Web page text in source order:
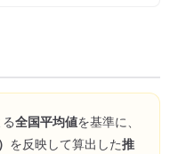
全国平均値を基準に、
） を反映して算出した推